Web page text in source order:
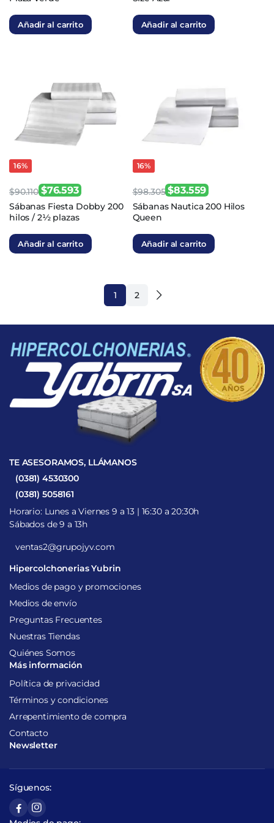
original
era:
actual
es:Añadir al carrito
original
era:
actual
es:Añadir al carrito
16%
$90.110
El
precio
original
era:
$76.593
El
precio
actual
es:
Sábanas Fiesta Dobby 200
hilos / 2½ plazas
Añadir al carrito
16%
$98.305
El
precio
original
era:
$83.559
El
precio
actual
es:
Sábanas Nautica 200 Hilos
Queen
Añadir al carrito
1 2
TE ASESORAMOS, LLÁMANOS
(0381) 4530300
(0381) 5058161
Horario: Lunes a Viernes 9 a 13 | 16:30 a 20:30h
Sábados de 9 a 13h
ventas2@grupojyv.com
Hipercolchonerias Yubrin
Medios de pago y promociones
Medios de envío
Preguntas Frecuentes
Nuestras Tiendas
Quiénes Somos
Más información
Política de privacidad
Términos y condiciones
Arrepentimiento de compra
Contacto
Newsletter
Síguenos: